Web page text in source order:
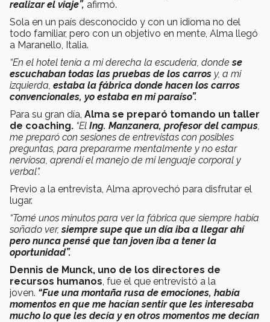
realizar el viaje”, afirmó.
Sola en un país desconocido y con un idioma no del
todo familiar, pero con un objetivo en mente, Alma llegó
a Maranello, Italia.
“En el hotel tenía a mi derecha la escudería, dondese
escuchaban todas las pruebas de los carros y, a mi
izquierda, estaba la fábrica donde hacen los carros
convencionales, yo estaba en mi paraíso”.
Para su gran día, Alma se preparó tomando un taller
de coaching. “El Ing. Manzanera, profesor del campus
me preparó con sesiones de entrevistas con posibles
preguntas, para prepararme mentalmente y no estar
nerviosa, aprendí el manejo de mi lenguaje corporal y
verbal”.
Previo a la entrevista, Alma aprovechó para disfrutar el
lugar.
“Tomé unos minutos para ver la fábrica que siempre había
soñado ver,siempre supe que un día iba a llegar ahí
pero nunca pensé que tan joven iba a tener la
oportunidad”.
Dennis de Munck, uno de los directores de
recursos humanos , fue el que entrevistó a la
joven. “Fue una montaña rusa de emociones, había
momentos en que me hacían sentir que les interesaba
mucho lo que les decía y en otros momentos me decían